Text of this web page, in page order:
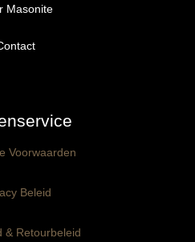
producten
3mm dik
6mm dik
Klaar panelen
3mm dik
6mm dik
panelen
Masonite
Voorwaarden
Beleid
& Retourbeleid